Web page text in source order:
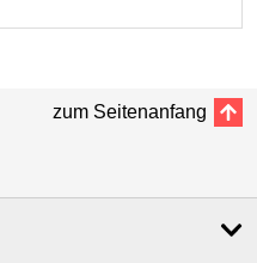
zum Seitenanfang